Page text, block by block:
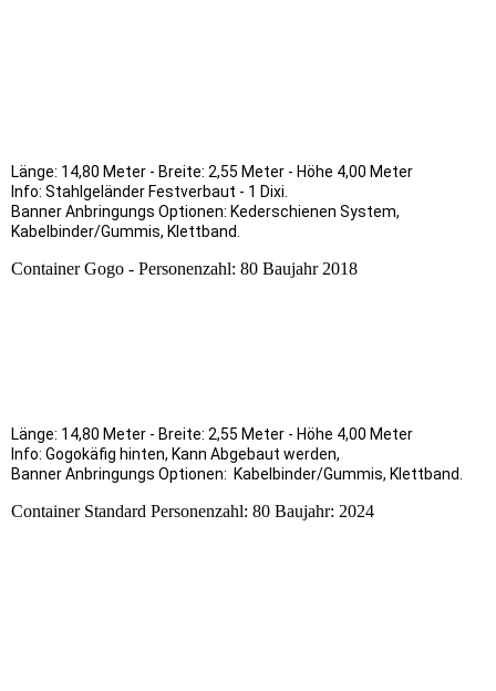
Länge: 14,80 Meter - Breite: 2,55 Meter - Höhe 4,00 Meter
Info: Stahlgeländer Festverbaut - 1 Dixi.
Banner Anbringungs Optionen: Kederschienen System,
Kabelbinder/Gummis, Klettband.
Container Gogo - Personenzahl: 80 Baujahr 2018
Länge: 14,80 Meter - Breite: 2,55 Meter - Höhe 4,00 Meter
Info: Gogokäfig hinten, Kann Abgebaut werden,
Banner Anbringungs Optionen: Kabelbinder/Gummis, Klettband.
Container Standard Personenzahl: 80 Baujahr: 2024